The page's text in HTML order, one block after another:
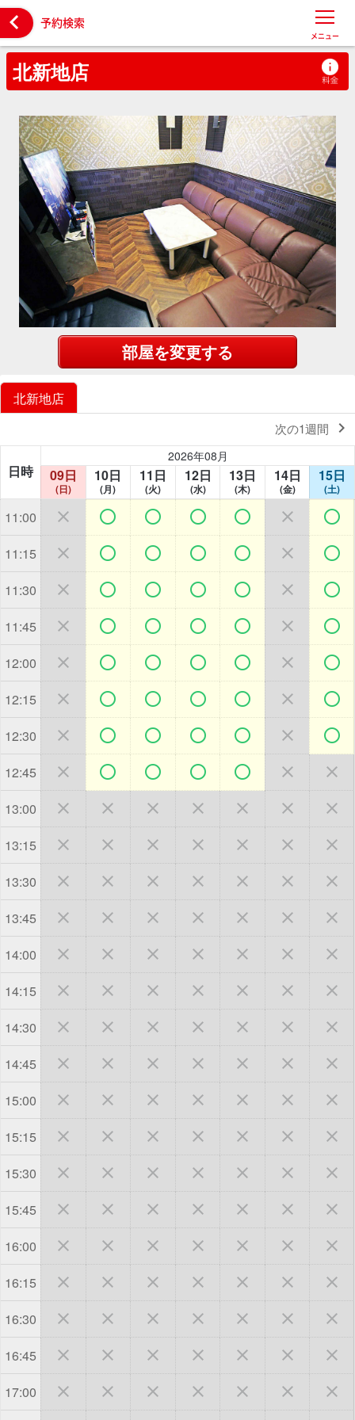
 予約検索
メニュー
北新地店
部屋を変更する
北新地店
次の1週間 
日時
2026年08月
09日
(日)
10日
(月)
11日
(火)
12日
(水)
13日
(木)
14日
(金)
15日
(土)
11:00       
11:15       
11:30       
11:45       
12:00       
12:15       
12:30       
12:45       
13:00       
13:15       
13:30       
13:45       
14:00       
14:15       
14:30       
14:45       
15:00       
15:15       
15:30       
15:45       
16:00       
16:15       
16:30       
16:45       
17:00       